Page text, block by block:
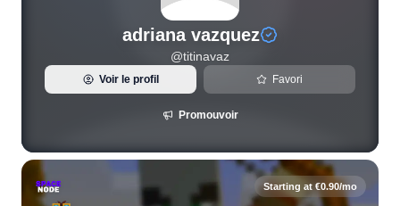
adriana vazquez
@titinavaz
Voir le profil Favori
Promouvoir
Starting at €0.90/mo